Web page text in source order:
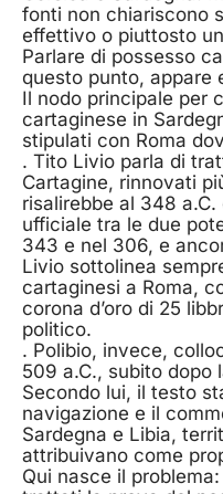
fonti non chiariscono
effettivo o piuttosto
Parlare di possesso
questo punto, appare
Il nodo principale per
cartaginese in
stipulati con Roma
. Tito Livio parla di
Cartagine, rinnovati
risalirebbe al 348
ufficiale tra le due
343 e nel 306, e
Livio sottolinea
cartaginesi a Roma,
corona d’oro di 25
politico.
. Polibio, invece,
509 a.C., subito dopo
Secondo lui, il testo
navigazione e il
Sardegna e Libia,
attribuivano come
Qui nasce il